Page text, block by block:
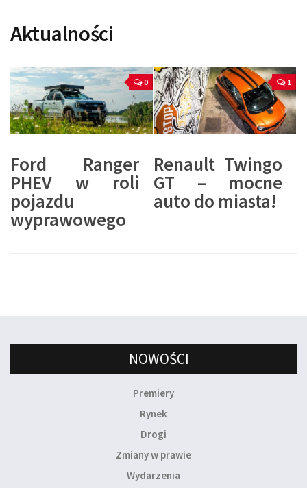
Aktualności
0
Ford Ranger
PHEV w roli
pojazdu
wyprawowego
1
Renault Twingo
GT – mocne
auto do miasta!
NOWOŚCI
Premiery
Rynek
Drogi
Zmiany w prawie
Wydarzenia